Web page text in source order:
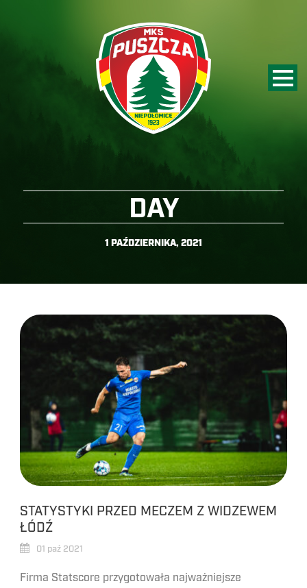
DAY
1 PAŹDZIERNIKA, 2021
STATYSTYKI PRZED MECZEM Z WIDZEWEM
ŁÓDŹ
01 paź 2021
Firma Statscore przygotowała najważniejsze